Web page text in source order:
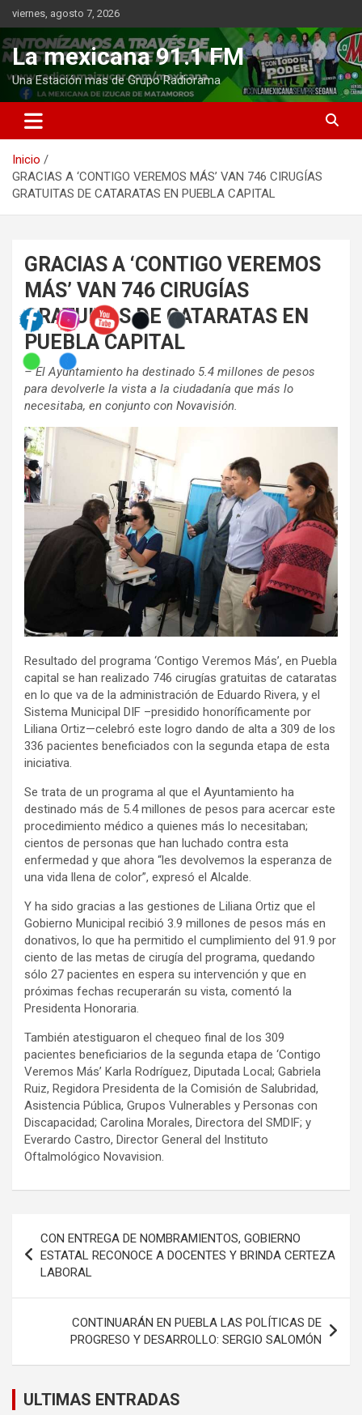
Saltar
al
contenido
viernes, agosto 7, 2026
La mexicana 91.1 FM
Una Estación mas de Grupo Radiorama
Inicio
GRACIAS A ‘CONTIGO VEREMOS MÁS’ VAN 746 CIRUGÍAS
GRATUITAS DE CATARATAS EN PUEBLA CAPITAL
GRACIAS A ‘CONTIGO VEREMOS
MÁS’ VAN 746 CIRUGÍAS
GRATUITAS DE CATARATAS EN
PUEBLA CAPITAL
– El Ayuntamiento ha destinado 5.4 millones de pesos
para devolverle la vista a la ciudadanía que más lo
necesitaba, en conjunto con Novavisión.
Resultado del programa ‘Contigo Veremos Más’, en Puebla
capital se han realizado 746 cirugías gratuitas de cataratas
en lo que va de la administración de Eduardo Rivera, y el
Sistema Municipal DIF –presidido honoríficamente por
Liliana Ortiz—celebró este logro dando de alta a 309 de los
336 pacientes beneficiados con la segunda etapa de esta
iniciativa.
Se trata de un programa al que el Ayuntamiento ha
destinado más de 5.4 millones de pesos para acercar este
procedimiento médico a quienes más lo necesitaban;
cientos de personas que han luchado contra esta
enfermedad y que ahora “les devolvemos la esperanza de
una vida llena de color”, expresó el Alcalde.
Y ha sido gracias a las gestiones de Liliana Ortiz que el
Gobierno Municipal recibió 3.9 millones de pesos más en
donativos, lo que ha permitido el cumplimiento del 91.9 por
ciento de las metas de cirugía del programa, quedando
sólo 27 pacientes en espera su intervención y que en
próximas fechas recuperarán su vista, comentó la
Presidenta Honoraria.
También atestiguaron el chequeo final de los 309
pacientes beneficiarios de la segunda etapa de ‘Contigo
Veremos Más’ Karla Rodríguez, Diputada Local; Gabriela
Ruiz, Regidora Presidenta de la Comisión de Salubridad,
Asistencia Pública, Grupos Vulnerables y Personas con
Discapacidad; Carolina Morales, Directora del SMDIF; y
Everardo Castro, Director General del Instituto
Oftalmológico Novavision.
de
entradas
CON ENTREGA DE NOMBRAMIENTOS, GOBIERNO
ESTATAL RECONOCE A DOCENTES Y BRINDA CERTEZA
LABORAL
CONTINUARÁN EN PUEBLA LAS POLÍTICAS DE
PROGRESO Y DESARROLLO: SERGIO SALOMÓN
ULTIMAS ENTRADAS